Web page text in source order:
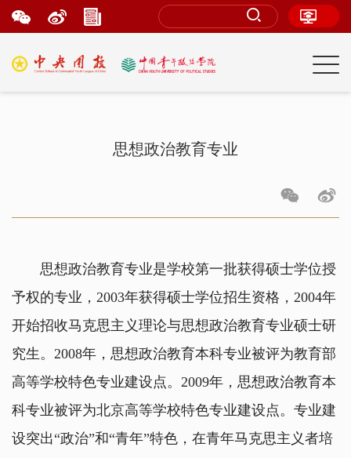
思想政治教育专业
思想政治教育专业是学校第一批获得硕士学位授
予权的专业，2003年获得硕士学位招生资格，2004年
开始招收马克思主义理论与思想政治教育专业硕士研
究生。2008年，思想政治教育本科专业被评为教育部
高等学校特色专业建设点。2009年，思想政治教育本
科专业被评为北京高等学校特色专业建设点。专业建
设突出“政治”和“青年”特色，在青年马克思主义者培